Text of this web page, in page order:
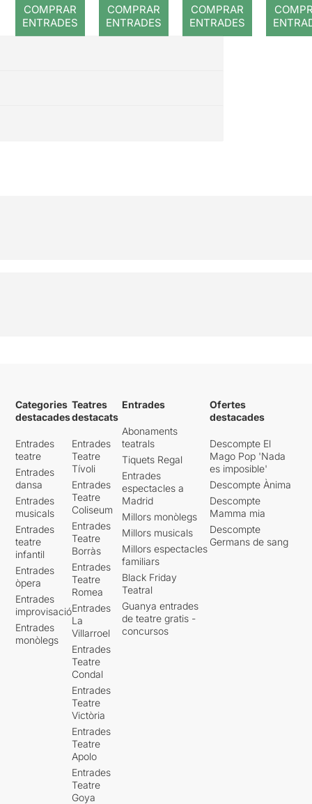
COMPRAR
ENTRADES
COMPRAR
ENTRADES
COMPRAR
ENTRADES
Categories
destacades
Entrades
teatre
Entrades
dansa
Entrades
musicals
Entrades
teatre
infantil
Entrades
òpera
Entrades
improvisació
Entrades
monòlegs
Teatres
destacats
Entrades
Teatre
Tívoli
Entrades
Teatre
Coliseum
Entrades
Teatre
Borràs
Entrades
Teatre
Romea
Entrades
La
Villarroel
Entrades
Teatre
Condal
Entrades
Teatre
Victòria
Entrades
Teatre
Apolo
Entrades
Teatre
Goya
Entrades
Abonaments
teatrals
Tiquets Regal
Entrades
espectacles a
Madrid
Millors monòlegs
Millors musicals
Millors espectacles
familiars
Black Friday
Teatral
Guanya entrades
de teatre gratis -
concursos
Ofertes
destacades
Descompte El
Mago Pop 'Nada
es imposible'
Descompte Ànima
Descompte
Mamma mia
Descompte
Germans de sang